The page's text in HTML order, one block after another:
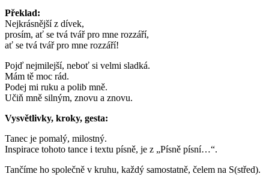
Překlad:
Nejkrásnější z dívek,
prosím, ať se tvá tvář pro mne rozzáří,
ať se tvá tvář pro mne rozzáří!
Pojď nejmilejší, neboť si velmi sladká.
Mám tě moc rád.
Podej mi ruku a polib mně.
Učiň mně silným, znovu a znovu.
Vysvětlivky, kroky, gesta:
Tanec je pomalý, milostný.
Inspirace tohoto tance i textu písně, je z „Písně písní…“.
Tančíme ho společně v kruhu, každý samostatně, čelem na S(střed).